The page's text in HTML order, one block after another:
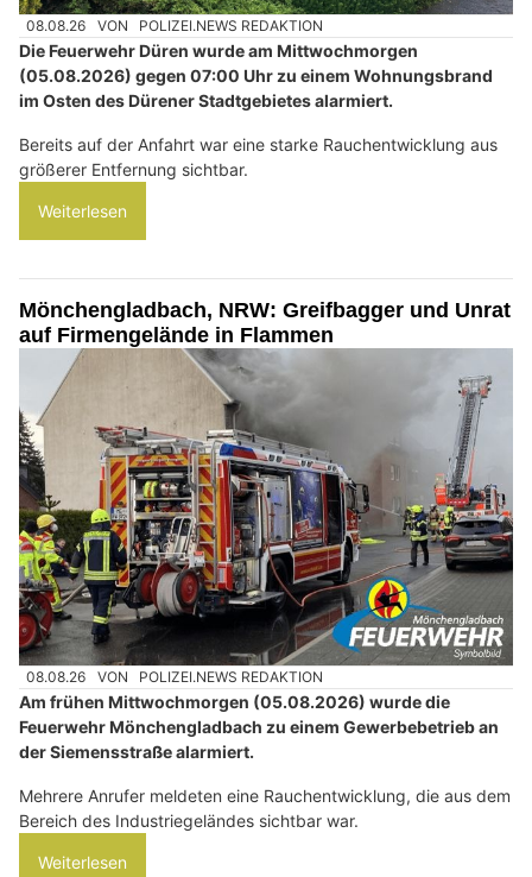
08.08.26 VON POLIZEI.NEWS REDAKTION
Die Feuerwehr Düren wurde am Mittwochmorgen
(05.08.2026) gegen 07:00 Uhr zu einem Wohnungsbrand
im Osten des Dürener Stadtgebietes alarmiert.
Bereits auf der Anfahrt war eine starke Rauchentwicklung aus
größerer Entfernung sichtbar.
Weiterlesen
Mönchengladbach, NRW: Greifbagger und Unrat
auf Firmengelände in Flammen
08.08.26 VON POLIZEI.NEWS REDAKTION
Am frühen Mittwochmorgen (05.08.2026) wurde die
Feuerwehr Mönchengladbach zu einem Gewerbebetrieb an
der Siemensstraße alarmiert.
Mehrere Anrufer meldeten eine Rauchentwicklung, die aus dem
Bereich des Industriegeländes sichtbar war.
Weiterlesen